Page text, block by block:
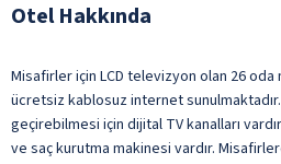
Otel Hakkında
Misafirler için LCD televizyon olan 26
ücretsiz kablosuz internet
geçirebilmesi için dijital TV kanalları
ve saç kurutma makinesi vardır.